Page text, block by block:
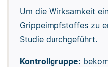
Um die Wirksamkeit
Grippeimpfstoffes zu
Studie durchgeführt.
Kontrollgruppe: